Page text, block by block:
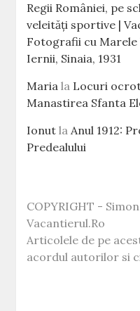
Regii României, pe
veleităţi sportive |
Fotografii cu Marele
Iernii, Sinaia, 1931
Maria la Locuri
Manastirea Sfanta
Ionut laAnul 1912:
Predealului
COPYRIGHT -
Vacantierul.Ro
Articolele de pe
acordul autorilor si